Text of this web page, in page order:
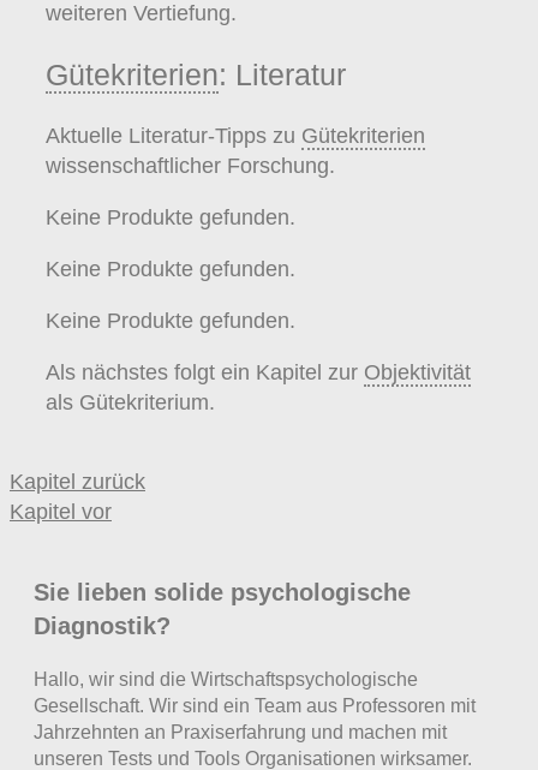
weiteren Vertiefung.
Gütekriterien: Literatur
Aktuelle Literatur-Tipps zu Gütekriterien
wissenschaftlicher Forschung.
Keine Produkte gefunden.
Keine Produkte gefunden.
Keine Produkte gefunden.
Als nächstes folgt ein Kapitel zur Objektivität
als Gütekriterium.
Kapitel zurück
Kapitel vor
Sie lieben solide psychologische
Diagnostik?
Hallo, wir sind die Wirtschaftspsychologische
Gesellschaft. Wir sind ein Team aus Professoren mit
Jahrzehnten an Praxiserfahrung und machen mit
unseren Tests und Tools Organisationen wirksamer.